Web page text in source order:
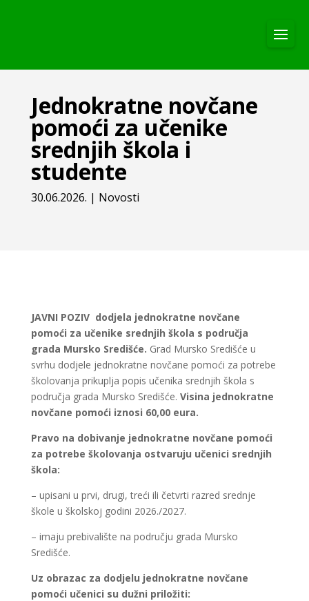
Jednokratne novčane
pomoći za učenike
srednjih škola i
studente
30.06.2026. | Novosti
JAVNI POZIV dodjela jednokratne novčane
pomoći za učenike srednjih škola s područja
grada Mursko Središće. Grad Mursko Središće u
svrhu dodjele jednokratne novčane pomoći za potrebe
školovanja prikuplja popis učenika srednjih škola s
područja grada Mursko Središće. Visina jednokratne
novčane pomoći iznosi 60,00 eura.
Pravo na dobivanje jednokratne novčane pomoći
za potrebe školovanja ostvaruju učenici srednjih
škola:
– upisani u prvi, drugi, treći ili četvrti razred srednje
škole u školskoj godini 2026./2027.
– imaju prebivalište na području grada Mursko
Središće.
Uz obrazac za dodjelu jednokratne novčane
pomoći učenici su dužni priložiti: